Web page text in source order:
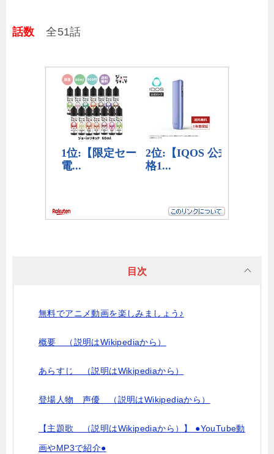
話数 全51話
目次
無料でアニメ動画を楽しみましょう♪
概要 （説明はWikipediaから）
あらすじ （説明はWikipediaから）
登場人物 声優 （説明はWikipediaから）
【主題歌 （説明はWikipediaから）】 ●YouTube動
画やMP3で紹介●